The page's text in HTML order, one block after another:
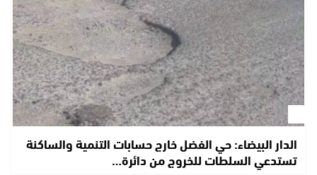
الدار البيضاء: حي الفضل خارج حسابات التنمية والساكنة
تستدعي السلطات للخروج من دائرة…